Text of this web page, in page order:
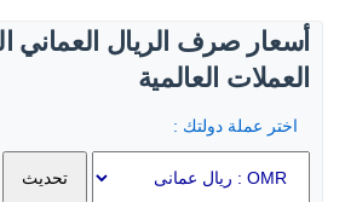
أسعار صرف الريال العماني
العملات العالمية
اختر عملة دولتك :